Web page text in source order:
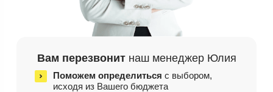
Вам перезвонит наш менеджер Юлия
Поможем определитьсяс выбором,
исходя из Вашего бюджета